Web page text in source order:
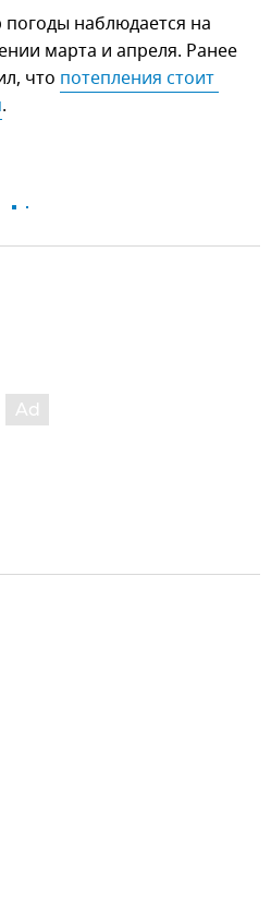
наблюдается на
марта и апреля. Ранее
что потепления стоит
.